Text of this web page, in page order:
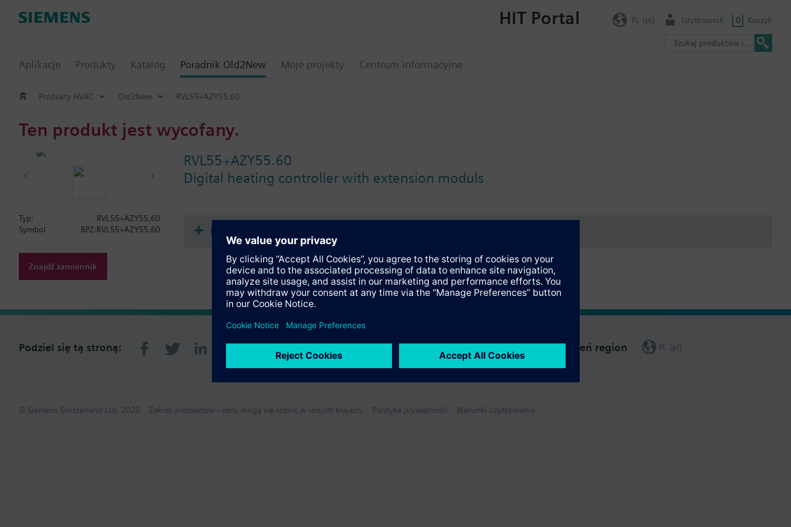
Aplikacje Produkty Katalog Poradnik Old2New Moje projekty Centrum informacyjne
HIT Portal PL (pl) Użytkownik 0 Koszyk
Produkty HVAC Old2New RVL55+AZY55.60
Ten produkt jest wycofany.
RVL55+AZY55.60
Digital heating controller with extension moduls
Typ:
RVL55+AZY55.60
Symbol
BPZ:RVL55+AZY55.60
Znajdź zamiennik
Dokumenty
Podziel się tą stroną: Zmień region PL (pl)
© Siemens Switzerland Ltd. 2020 Zakres produktów i ceny mogą się różnić w innych krajach. Polityka prywatności Warunki użytkowania